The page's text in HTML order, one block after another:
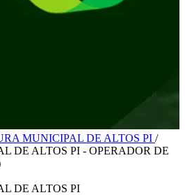
MUNICIPAL DE ALTOS PI /
DE ALTOS PI - OPERADOR DE
DE ALTOS PI